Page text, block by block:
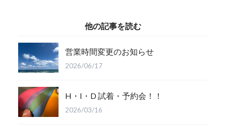
他の記事を読む
営業時間変更のお知らせ
2026/06/17
H・I・D 試着・予約会！！
2026/03/16